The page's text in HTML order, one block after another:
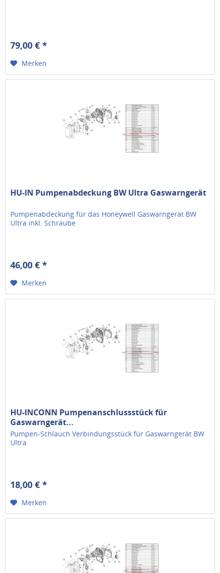
79,00 € *
Merken
HU-IN Pumpenabdeckung BW Ultra Gaswarngerät
Pumpenabdeckung für das Honeywell Gaswarngerät BW
Ultra inkl. Schraube
46,00 € *
Merken
HU-INCONN Pumpenanschlussstück für
Gaswarngerät...
Pumpen-Schlauch Verbindungsstück für Gaswarngerät BW
Ultra
18,00 € *
Merken